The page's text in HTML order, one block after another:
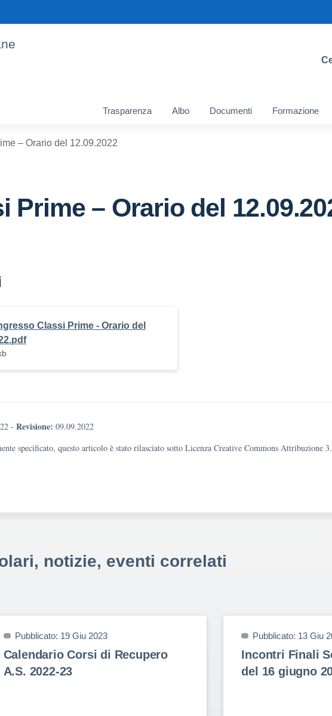
Trasparenza Albo Documenti Formazione
– Orario del 12.09.2022
– Orario del
Classi Prime - Orario del
- Revisione: 09.09.2022
specificato, questo articolo è stato rilasciato sotto Licenza Creative Commons Attribuzione
notizie, eventi correlati
Pubblicato: 19 Giu 2023
Calendario Corsi di Recupero
A.S. 2022-23
Pubblicato: 13 Giu
Incontri Finali
del 16 giugno